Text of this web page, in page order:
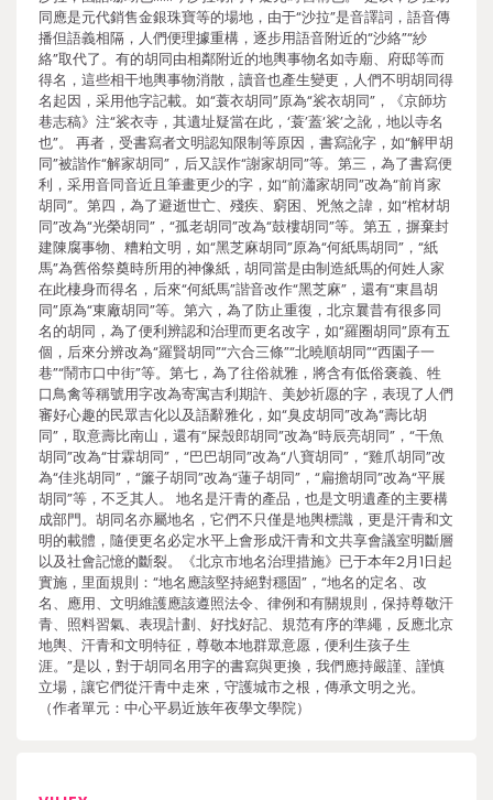
同應是元代銷售金銀珠寶等的場地，由于“沙拉”是音譯詞，語音傳
播但語義相隔，人們便理據重構，逐步用語音附近的“沙絡”“紗
絡”取代了。有的胡同由相鄰附近的地輿事物名如寺廟、府邸等而
得名，這些相干地輿事物消散，讀音也產生變更，人們不明胡同得
名起因，采用他字記載。如“蓑衣胡同”原為“裟衣胡同”，《京師坊
巷志稿》注“裟衣寺，其遺址疑當在此，‘蓑’蓋‘裟’之訛，地以寺名
也”。 再者，受書寫者文明認知限制等原因，書寫訛字，如“解甲胡
同”被諧作“解家胡同”，后又誤作“謝家胡同”等。第三，為了書寫便
利，采用音同音近且筆畫更少的字，如“前瀟家胡同”改為“前肖家
胡同”。第四，為了避逝世亡、殘疾、窮困、兇煞之諱，如“棺材胡
同”改為“光榮胡同”，“孤老胡同”改為“鼓樓胡同”等。第五，摒棄封
建陳腐事物、糟粕文明，如“黑芝麻胡同”原為“何紙馬胡同”，“紙
馬”為舊俗祭奠時所用的神像紙，胡同當是由制造紙馬的何姓人家
在此棲身而得名，后來“何紙馬”諧音改作“黑芝麻”，還有“東昌胡
同”原為“東廠胡同”等。第六，為了防止重復，北京曩昔有很多同
名的胡同，為了便利辨認和治理而更名改字，如“羅圈胡同”原有五
個，后來分辨改為“羅賢胡同”“六合三條”“北曉順胡同”“西園子一
巷”“鬧市口中街”等。第七，為了往俗就雅，將含有低俗褒義、牲
口鳥禽等稱號用字改為寄寓吉利期許、美妙祈愿的字，表現了人們
審好心趣的民眾吉化以及語辭雅化，如“臭皮胡同”改為“壽比胡
同”，取意壽比南山，還有“屎殼郎胡同”改為“時辰亮胡同”，“干魚
胡同”改為“甘霖胡同”，“巴巴胡同”改為“八寶胡同”，“雞爪胡同”改
為“佳兆胡同”，“簾子胡同”改為“蓮子胡同”，“扁擔胡同”改為“平展
胡同”等，不乏其人。 地名是汗青的產品，也是文明遺產的主要構
成部門。胡同名亦屬地名，它們不只僅是地輿標識，更是汗青和文
明的載體，隨便更名必定水平上會形成汗青和文共享會議室明斷層
以及社會記憶的斷裂。《北京市地名治理措施》已于本年2月1日起
實施，里面規則：“地名應該堅持絕對穩固”，“地名的定名、改
名、應用、文明維護應該遵照法令、律例和有關規則，保持尊敬汗
青、照料習氣、表現計劃、好找好記、規范有序的準繩，反應北京
地輿、汗青和文明特征，尊敬本地群眾意愿，便利生孩子生
涯。”是以，對于胡同名用字的書寫與更換，我們應持嚴謹、謹慎
立場，讓它們從汗青中走來，守護城市之根，傳承文明之光。
（作者單元：中心平易近族年夜學文學院）